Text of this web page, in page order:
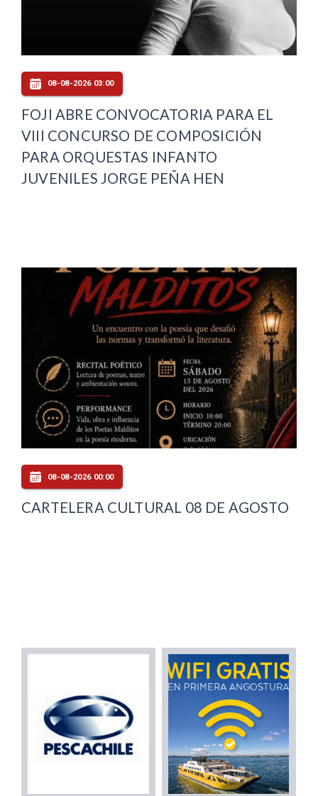
08-08-2026 03:00
FOJI ABRE CONVOCATORIA PARA EL
VIII CONCURSO DE COMPOSICIÓN
PARA ORQUESTAS INFANTO
JUVENILES JORGE PEÑA HEN
08-08-2026 00:00
CARTELERA CULTURAL 08 DE AGOSTO